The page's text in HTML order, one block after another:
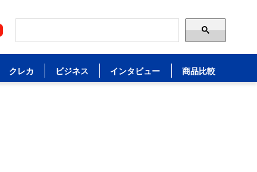
クレカ ビジネス インタビュー 商品比較